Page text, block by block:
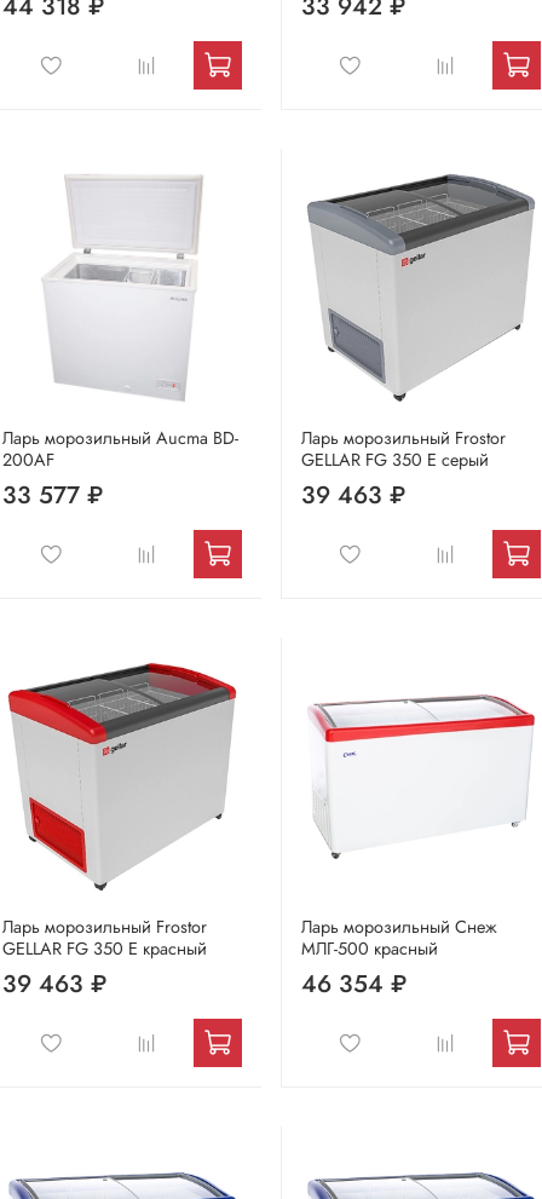
Ларь морозильный Aucma BD-
200AF
33 577 ₽
Ларь морозильный Frostor
GELLAR FG 350 E серый
39 463 ₽
Ларь морозильный Frostor
GELLAR FG 350 E красный
39 463 ₽
Ларь морозильный Снеж
МЛГ-500 красный
46 354 ₽